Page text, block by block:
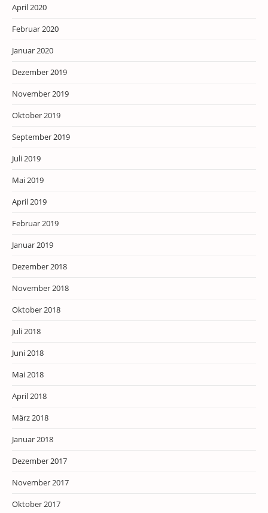
April 2020
Februar 2020
Januar 2020
Dezember 2019
November 2019
Oktober 2019
September 2019
Juli 2019
Mai 2019
April 2019
Februar 2019
Januar 2019
Dezember 2018
November 2018
Oktober 2018
Juli 2018
Juni 2018
Mai 2018
April 2018
März 2018
Januar 2018
Dezember 2017
November 2017
Oktober 2017